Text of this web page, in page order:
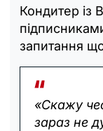
Кондитер із
запитання
«Скажу
зараз не